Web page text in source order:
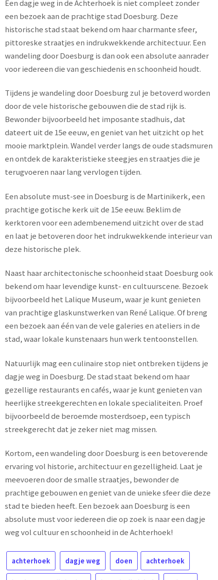
Een dagje weg in de Achterhoek is niet compleet zonder
een bezoek aan de prachtige stad Doesburg. Deze
historische stad staat bekend om haar charmante sfeer,
pittoreske straatjes en indrukwekkende architectuur. Een
wandeling door Doesburg is dan ook een absolute aanrader
voor iedereen die van geschiedenis en schoonheid houdt.
Tijdens je wandeling door Doesburg zul je betoverd worden
door de vele historische gebouwen die de stad rijk is.
Bewonder bijvoorbeeld het imposante stadhuis, dat
dateert uit de 15e eeuw, en geniet van het uitzicht op het
mooie marktplein. Wandel verder langs de oude stadsmuren
en ontdek de karakteristieke steegjes en straatjes die je
terugvoeren naar lang vervlogen tijden.
Een absolute must-see in Doesburg is de Martinikerk, een
prachtige gotische kerk uit de 15e eeuw. Beklim de
kerktoren voor een adembenemend uitzicht over de stad
en laat je betoveren door het indrukwekkende interieur van
deze historische plek.
Naast haar architectonische schoonheid staat Doesburg ook
bekend om haar levendige kunst- en cultuurscene. Bezoek
bijvoorbeeld het Lalique Museum, waar je kunt genieten
van prachtige glaskunstwerken van René Lalique. Of breng
een bezoek aan één van de vele galeries en ateliers in de
stad, waar lokale kunstenaars hun werk tentoonstellen.
Natuurlijk mag een culinaire stop niet ontbreken tijdens je
dagje weg in Doesburg. De stad staat bekend om haar
gezellige restaurants en cafés, waar je kunt genieten van
heerlijke streekgerechten en lokale specialiteiten. Proef
bijvoorbeeld de beroemde mosterdsoep, een typisch
streekgerecht dat je zeker niet mag missen.
Kortom, een wandeling door Doesburg is een betoverende
ervaring vol historie, architectuur en gezelligheid. Laat je
meevoeren door de smalle straatjes, bewonder de
prachtige gebouwen en geniet van de unieke sfeer die deze
stad te bieden heeft. Een bezoek aan Doesburg is een
absolute must voor iedereen die op zoek is naar een dagje
weg vol cultuur en schoonheid in de Achterhoek!
achterhoek dagje weg doen achterhoek